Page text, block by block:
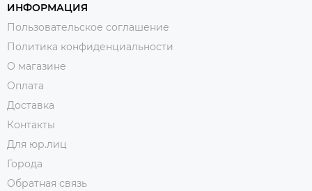
ИНФОРМАЦИЯ
Пользовательское соглашение
Политика конфиденциальности
О магазине
Оплата
Доставка
Контакты
Для юр.лиц
Города
Обратная связь